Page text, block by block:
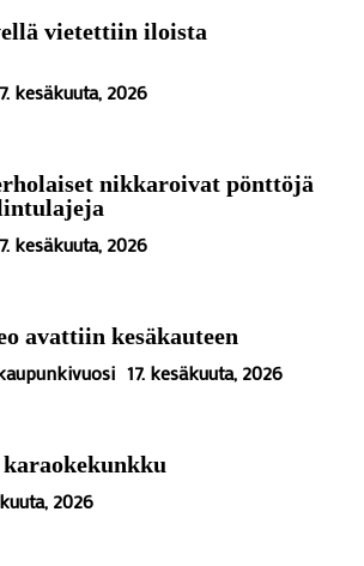
vietettiin iloista
kesäkuuta, 2026
nikkaroivat pönttöjä
kesäkuuta, 2026
avattiin kesäkauteen
17. kesäkuuta, 2026
2026